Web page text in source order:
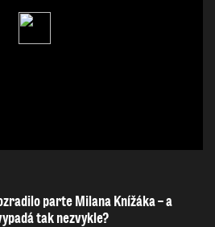
parte Milana Knížáka – a
tak nezvykle?